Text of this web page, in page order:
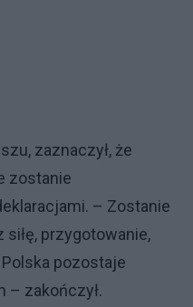
zaznaczył, że
zostanie
– Zostanie
przygotowanie,
pozostaje
– zakończył.